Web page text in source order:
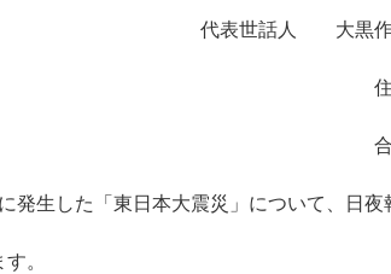
大黒作治(全
憲勇(保
至誠(
発生した「東日本大震災」について、日夜
。